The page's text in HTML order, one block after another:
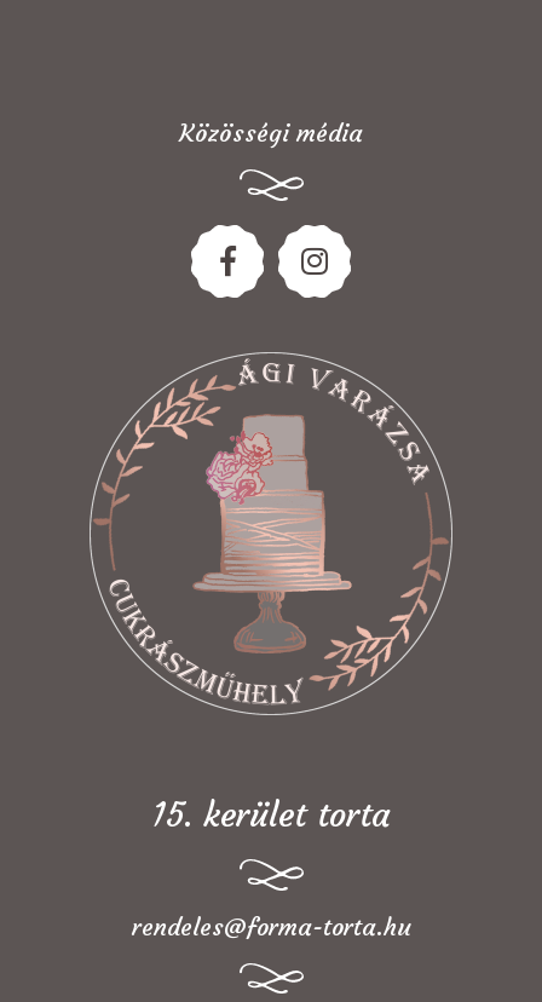
Közösségi média
15. kerület torta
rendeles@forma-torta.hu